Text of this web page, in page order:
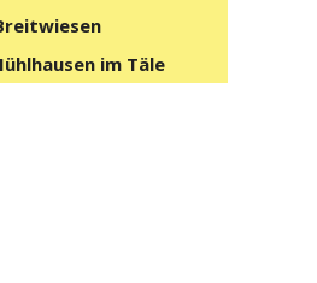
im Täle